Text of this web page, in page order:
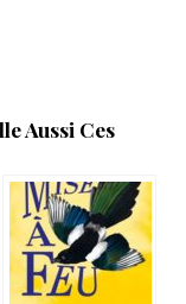
Aussi Ces